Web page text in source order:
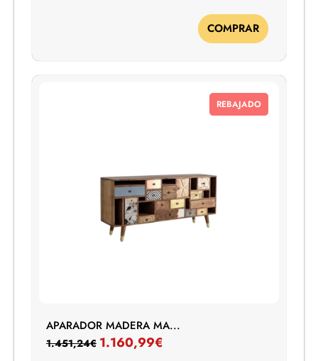
COMPRAR
REBAJADO
APARADOR MADERA MA...
1.451,24€ 1.160,99€